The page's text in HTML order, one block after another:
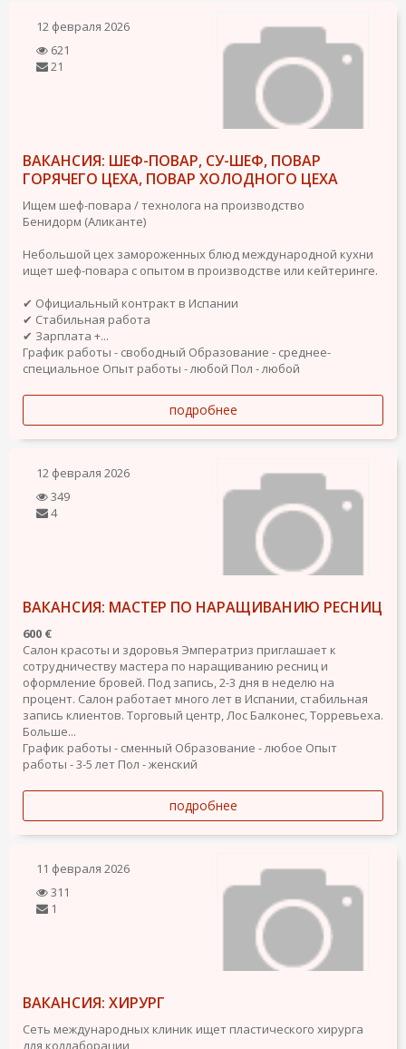
12 февраля 2026
621
21
ВАКАНСИЯ: ШЕФ-ПОВАР, СУ-ШЕФ, ПОВАР
ГОРЯЧЕГО ЦЕХА, ПОВАР ХОЛОДНОГО ЦЕХА
Ищем шеф-повара / технолога на производство
Бенидорм (Аликанте)
Небольшой цех замороженных блюд международной кухни
ищет шеф-повара с опытом в производстве или кейтеринге.
✔ Официальный контракт в Испании
✔ Стабильная работа
✔ Зарплата +...
График работы - свободный Образование - среднее-
специальное Опыт работы - любой Пол - любой
подробнее
12 февраля 2026
349
4
ВАКАНСИЯ: МАСТЕР ПО НАРАЩИВАНИЮ РЕСНИЦ
600 €
Салон красоты и здоровья Эмператриз приглашает к
сотрудничеству мастера по наращиванию ресниц и
оформление бровей. Под запись, 2-3 дня в неделю на
процент. Салон работает много лет в Испании, стабильная
запись клиентов. Торговый центр, Лос Балконес, Торревьеха.
Больше...
График работы - сменный Образование - любое Опыт
работы - 3-5 лет Пол - женский
подробнее
11 февраля 2026
311
1
ВАКАНСИЯ: ХИРУРГ
Сеть международных клиник ищет пластического хирурга
для коллаборации